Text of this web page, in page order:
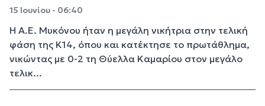
15 Ιουνίου - 06:40
Η Α.Ε. Μυκόνου ήταν η μεγάλη νικήτρια στην τελική
φάση της Κ14, όπου και κατέκτησε το πρωτάθλημα,
νικώντας με 0-2 τη Θύελλα Καμαρίου στον μεγάλο
τελικ...